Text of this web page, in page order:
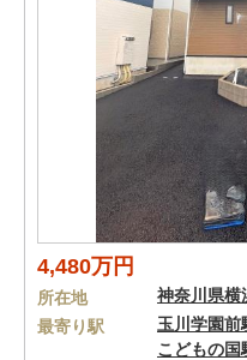
4,480万円
所在地 神奈川県横
最寄り駅
玉川学園前
こどもの国